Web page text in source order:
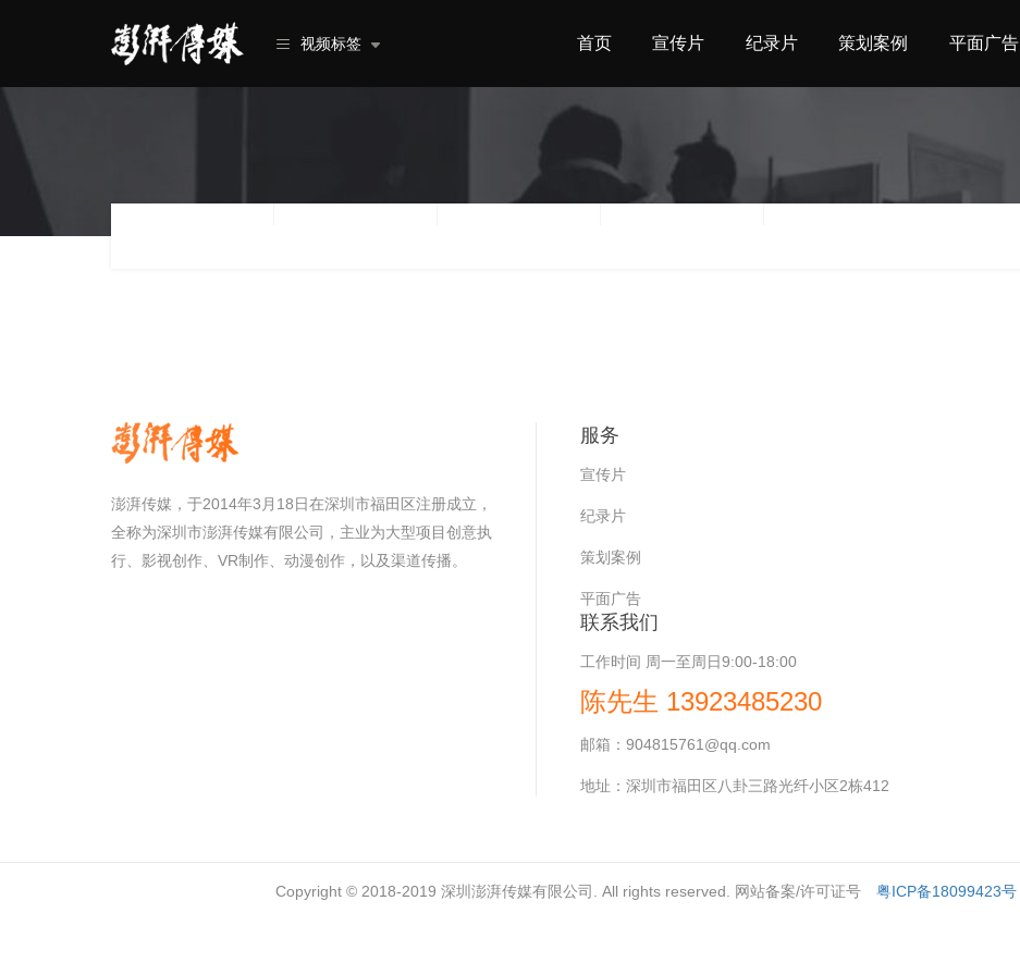
视频标签 首页 宣传片 纪录片 策划案例 平面广告
澎湃传媒，于2014年3月18日在深圳市福田区注册成立，
全称为深圳市澎湃传媒有限公司，主业为大型项目创意执
行、影视创作、VR制作、动漫创作，以及渠道传播。
服务
宣传片
纪录片
策划案例
平面广告
联系我们
工作时间 周一至周日9:00-18:00
陈先生 13923485230
邮箱： 904815761@qq.com
地址： 深圳市福田区八卦三路光纤小区2栋412
Copyright © 2018-2019 深圳澎湃传媒有限公司. All rights reserved. 网站备案/许可证号 粤ICP备18099423号